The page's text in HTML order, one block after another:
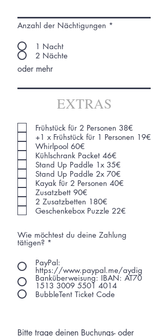
Anzahl der Nächtigungen *
1 Nacht
2 Nächte
oder mehr
EXTRAS
Frühstück für 2 Personen 38€
+1 x Frühstück für 1 Personen 19€
Whirlpool 60€
Kühlschrank Packet 46€
Stand Up Paddle 1x 35€
Stand Up Paddle 2x 70€
Kayak für 2 Personen 40€
Zusatzbett 90€
2 Zusatzbetten 180€
Geschenkebox Puzzle 22€
Wie möchtest du deine Zahlung
tätigen? *
PayPal:
https://www.paypal.me/aydig
Banküberweisung: IBAN: AT70
1513 3009 5501 4014
BubbleTent Ticket Code
Bitte trage deinen Buchungs- oder